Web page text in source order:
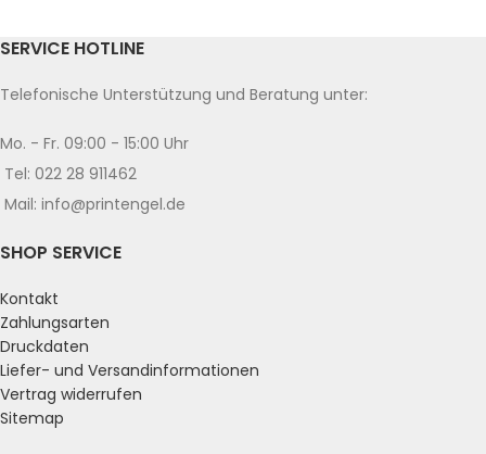
SERVICE HOTLINE
Telefonische Unterstützung und Beratung unter:
Mo. - Fr. 09:00 - 15:00 Uhr
Tel: 022 28 911462
Mail: info@printengel.de
SHOP SERVICE
Kontakt
Zahlungsarten
Druckdaten
Liefer- und Versandinformationen
Vertrag widerrufen
Sitemap